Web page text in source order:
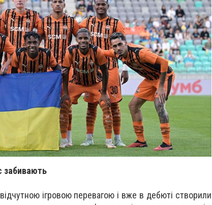
забивають
ігровою перевагою і вже в дебюті створили